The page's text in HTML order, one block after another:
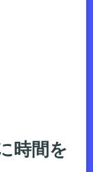
時間を